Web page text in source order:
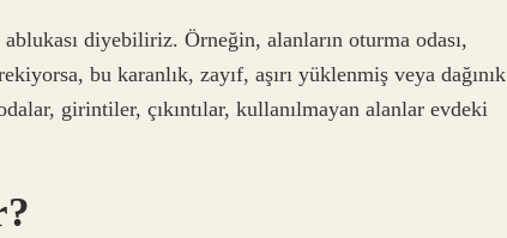
diyebiliriz. Örneğin, alanların oturma odası,
bu karanlık, zayıf, aşırı yüklenmiş veya dağınık
girintiler, çıkıntılar, kullanılmayan alanlar evdeki